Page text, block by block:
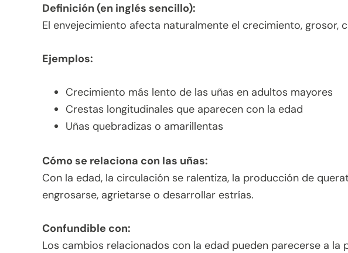
Definición (en inglés sencillo):
El envejecimiento afecta naturalmente el crecimiento, grosor,
Ejemplos:
Crecimiento más lento de las uñas en adultos mayores
Crestas longitudinales que aparecen con la edad
Uñas quebradizas o amarillentas
Cómo se relaciona con las uñas:
Con la edad, la circulación se ralentiza, la producción de
engrosarse, agrietarse o desarrollar estrías.
Confundible con:
Los cambios relacionados con la edad pueden parecerse a la